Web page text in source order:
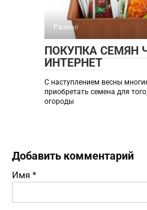
Разное
ПОКУПКА СЕМЯН
ИНТЕРНЕТ
С наступлением весны
приобретать семена для
огороды
Добавить комментарий
Имя *